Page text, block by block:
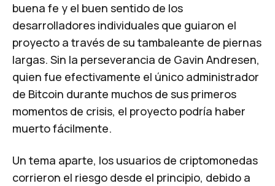
buena fe y el buen sentido de los
desarrolladores individuales que guiaron el
proyecto a través de su tambaleante de piernas
largas. Sin la perseverancia de Gavin Andresen,
quien fue efectivamente el único administrador
de Bitcoin durante muchos de sus primeros
momentos de crisis, el proyecto podría haber
muerto fácilmente.
Un tema aparte, los usuarios de criptomonedas
corrieron el riesgo desde el principio, debido a